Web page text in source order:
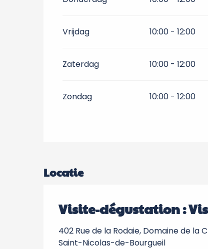
Vrijdag 10:00 - 12:00
Zaterdag 10:00 - 12:00
Zondag 10:00 - 12:00
Locatie
Visite-dégustation :
402 Rue de la Rodaie, Domaine de la
Saint-Nicolas-de-Bourgueil